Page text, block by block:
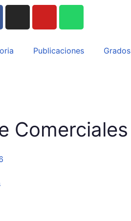
Publicaciones Grados
Comerciales